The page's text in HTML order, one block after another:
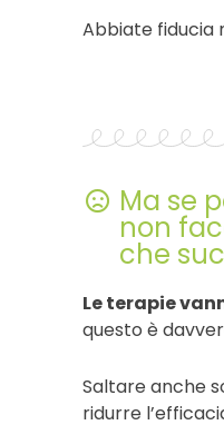
Abbiate fiducia
Ma se
non
che
Le terapie
questo è
Saltare anche
ridurre